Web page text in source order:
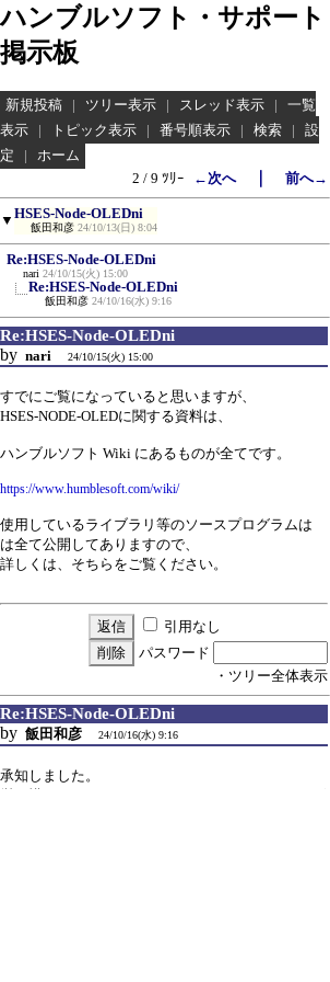
ハンブルソフト・サポート
掲示板
新規投稿 | ツリー表示 | スレッド表示 |
一覧
表示
| トピック表示 | 番号順表示 | 検索 |
設
定
|
ホーム
2 / 9 ﾂﾘｰ
←次へ｜ 前へ→
▼ HSES-Node-OLEDni
飯田和彦 24/10/13(日) 8:04
Re:HSES-Node-OLEDni
nari 24/10/15(火) 15:00
Re:HSES-Node-OLEDni
飯田和彦 24/10/16(水) 9:16
Re:HSES-Node-OLEDni
by nari 24/10/15(火) 15:00
すでにご覧になっていると思いますが、
HSES-NODE-OLEDに関する資料は、
ハンブルソフト Wiki にあるものが全てです。
https://www.humblesoft.com/wiki/
使用しているライブラリ等のソースプログラムは
は全て公開してありますので、
詳しくは、そちらをご覧ください。
引用なし
パスワード
・ツリー全体表示
Re:HSES-Node-OLEDni
by 飯田和彦 24/10/16(水) 9:16
承知しました。